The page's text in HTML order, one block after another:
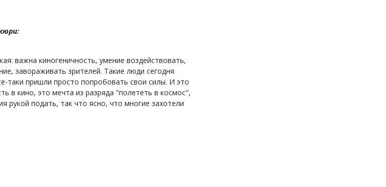
важна киногеничность, умение воздействовать,
завораживать зрителей. Такие люди сегодня
таки пришли просто попробовать свои силы. И это
в кино, это мечта из разряда "полететь в космос",
рукой подать, так что ясно, что многие захотели